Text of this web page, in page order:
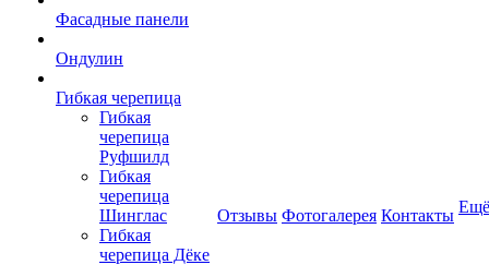
Фасадные панели
Ондулин
Гибкая черепица
Гибкая
черепица
Руфшилд
Гибкая
черепица
Шинглас
Гибкая
черепица Дёке
Отзывы Фотогалерея Контакты Ещё